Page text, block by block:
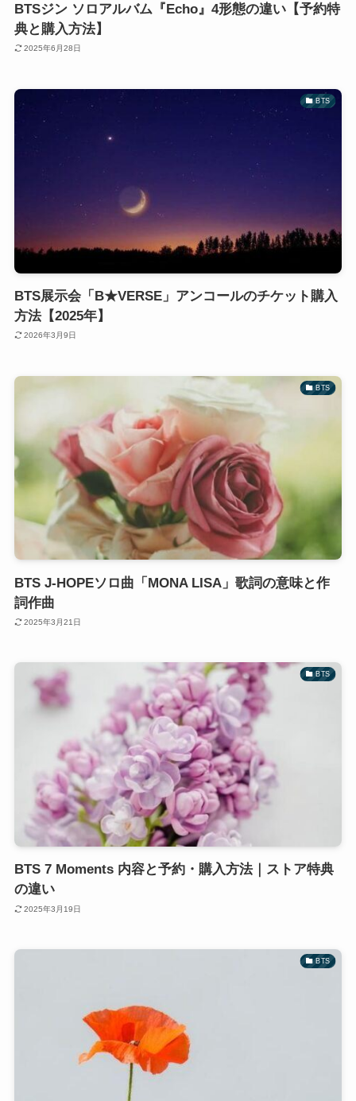
BTSジン ソロアルバム『Echo』4形態の違い【予約特
典と購入方法】
2025年6月28日
BTS
BTS展示会「B★VERSE」アンコールのチケット購入
方法【2025年】
2026年3月9日
BTS
BTS J-HOPEソロ曲「MONA LISA」歌詞の意味と作
詞作曲
2025年3月21日
BTS
BTS 7 Moments 内容と予約・購入方法｜ストア特典
の違い
2025年3月19日
BTS